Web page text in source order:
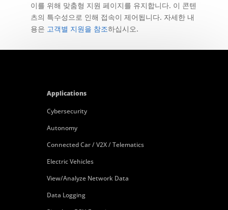
이를 위해 맞춤형 지원 페이지를 유지합니다. 이 콘텐
츠의 특수성으로 인해 접속이 제어됩니다. 자세한 내
용은 고객별 지원을 참조하십시오.
Applications
Cybersecurity
Autonomy
Connected Car / V2X / Telematics
Electric Vehicles
View/Analyze Network Data
Data Logging